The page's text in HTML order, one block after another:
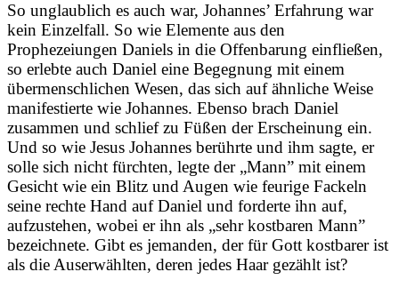
So unglaublich es auch war, Johannes’ Erfahrung war
kein Einzelfall. So wie Elemente aus den
Prophezeiungen Daniels in die Offenbarung einfließen,
so erlebte auch Daniel eine Begegnung mit einem
übermenschlichen Wesen, das sich auf ähnliche Weise
manifestierte wie Johannes. Ebenso brach Daniel
zusammen und schlief zu Füßen der Erscheinung ein.
Und so wie Jesus Johannes berührte und ihm sagte, er
solle sich nicht fürchten, legte der „Mann” mit einem
Gesicht wie ein Blitz und Augen wie feurige Fackeln
seine rechte Hand auf Daniel und forderte ihn auf,
aufzustehen, wobei er ihn als „sehr kostbaren Mann”
bezeichnete. Gibt es jemanden, der für Gott kostbarer ist
als die Auserwählten, deren jedes Haar gezählt ist?